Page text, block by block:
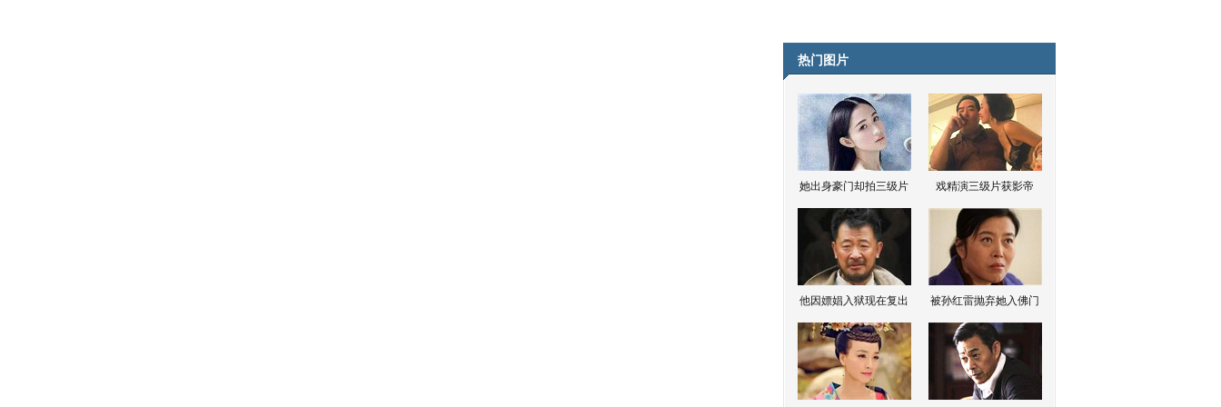
热门图片
她出身豪门却拍三级片 戏精演三级片获影帝
他因嫖娼入狱现在复出 被孙红雷抛弃她入佛门